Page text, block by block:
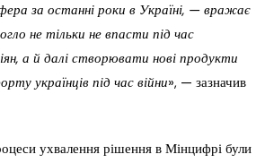
за останні роки в Україні, — вражає
не тільки не впасти під час
а й далі створювати нові продукти
українців під час війни», — зазначив
ухвалення рішення в Мінцифрі були